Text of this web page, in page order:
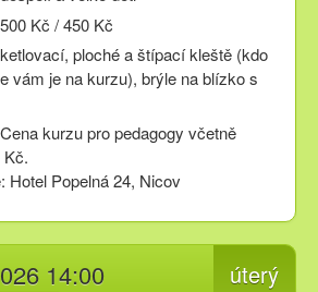
500 Kč / 450 Kč
ketlovací, ploché a štípací kleště (kdo
vám je na kurzu), brýle na blízko s
Cena kurzu pro pedagogy včetně
Hotel Popelná 24, Nicov
úterý
14:00